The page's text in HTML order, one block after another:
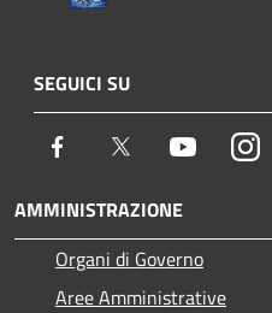
SEGUICI SU
Facebook Twitter Youtube
AMMINISTRAZIONE
Organi di Governo
Aree Amministrative